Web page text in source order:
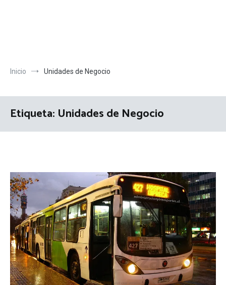
Inicio Unidades de Negocio
Etiqueta: Unidades de Negocio